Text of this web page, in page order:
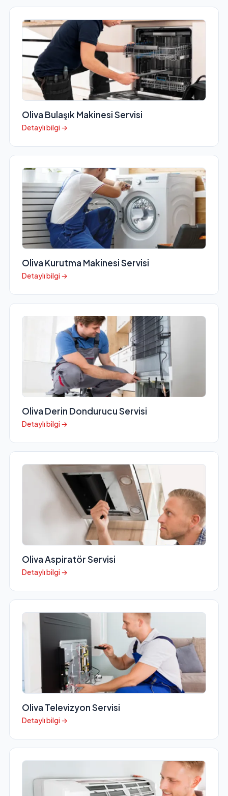
Oliva Bulaşık Makinesi Servisi
Detaylı bilgi →
Oliva Kurutma Makinesi Servisi
Detaylı bilgi →
Oliva Derin Dondurucu Servisi
Detaylı bilgi →
Oliva Aspiratör Servisi
Detaylı bilgi →
Oliva Televizyon Servisi
Detaylı bilgi →